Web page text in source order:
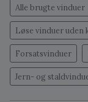
Alle brugte vinduer
Løse vinduer uden
Forsatsvinduer
Jern- og